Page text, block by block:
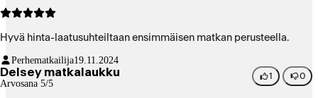
Hyvä hinta-laatusuhteiltaan ensimmäisen matkan perusteella.
Perhematkailija19.11.2024
Delsey matkalaukku
Arvosana 5/5
1 0